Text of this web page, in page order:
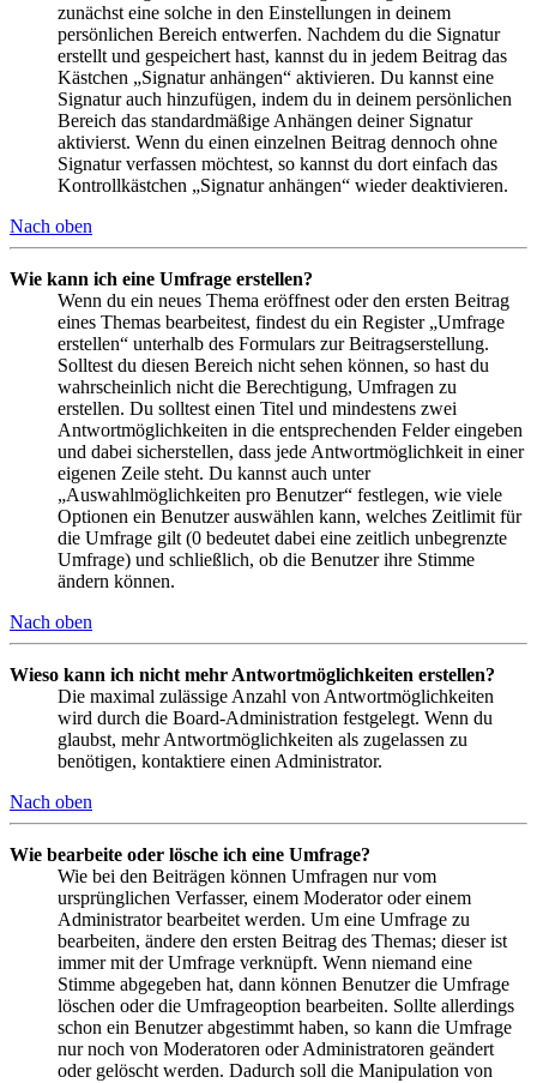
zunächst eine solche in den Einstellungen in deinem
persönlichen Bereich entwerfen. Nachdem du die Signatur
erstellt und gespeichert hast, kannst du in jedem Beitrag das
Kästchen „Signatur anhängen“ aktivieren. Du kannst eine
Signatur auch hinzufügen, indem du in deinem persönlichen
Bereich das standardmäßige Anhängen deiner Signatur
aktivierst. Wenn du einen einzelnen Beitrag dennoch ohne
Signatur verfassen möchtest, so kannst du dort einfach das
Kontrollkästchen „Signatur anhängen“ wieder deaktivieren.
Nach oben
Wie kann ich eine Umfrage erstellen?
Wenn du ein neues Thema eröffnest oder den ersten Beitrag
eines Themas bearbeitest, findest du ein Register „Umfrage
erstellen“ unterhalb des Formulars zur Beitragserstellung.
Solltest du diesen Bereich nicht sehen können, so hast du
wahrscheinlich nicht die Berechtigung, Umfragen zu
erstellen. Du solltest einen Titel und mindestens zwei
Antwortmöglichkeiten in die entsprechenden Felder eingeben
und dabei sicherstellen, dass jede Antwortmöglichkeit in einer
eigenen Zeile steht. Du kannst auch unter
„Auswahlmöglichkeiten pro Benutzer“ festlegen, wie viele
Optionen ein Benutzer auswählen kann, welches Zeitlimit für
die Umfrage gilt (0 bedeutet dabei eine zeitlich unbegrenzte
Umfrage) und schließlich, ob die Benutzer ihre Stimme
ändern können.
Nach oben
Wieso kann ich nicht mehr Antwortmöglichkeiten erstellen?
Die maximal zulässige Anzahl von Antwortmöglichkeiten
wird durch die Board-Administration festgelegt. Wenn du
glaubst, mehr Antwortmöglichkeiten als zugelassen zu
benötigen, kontaktiere einen Administrator.
Nach oben
Wie bearbeite oder lösche ich eine Umfrage?
Wie bei den Beiträgen können Umfragen nur vom
ursprünglichen Verfasser, einem Moderator oder einem
Administrator bearbeitet werden. Um eine Umfrage zu
bearbeiten, ändere den ersten Beitrag des Themas; dieser ist
immer mit der Umfrage verknüpft. Wenn niemand eine
Stimme abgegeben hat, dann können Benutzer die Umfrage
löschen oder die Umfrageoption bearbeiten. Sollte allerdings
schon ein Benutzer abgestimmt haben, so kann die Umfrage
nur noch von Moderatoren oder Administratoren geändert
oder gelöscht werden. Dadurch soll die Manipulation von